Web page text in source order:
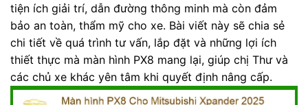
tiện ích giải trí, dẫn đường thông minh mà còn đảm
bảo an toàn, thẩm mỹ cho xe. Bài viết này sẽ chia sẻ
chi tiết về quá trình tư vấn, lắp đặt và những lợi ích
thiết thực mà màn hình PX8 mang lại, giúp chị Thư và
các chủ xe khác yên tâm khi quyết định nâng cấp.